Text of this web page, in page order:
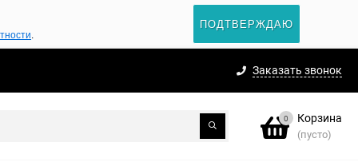
ПОДТВЕРЖДАЮ
Заказать звонок
0 Корзина
(пусто)